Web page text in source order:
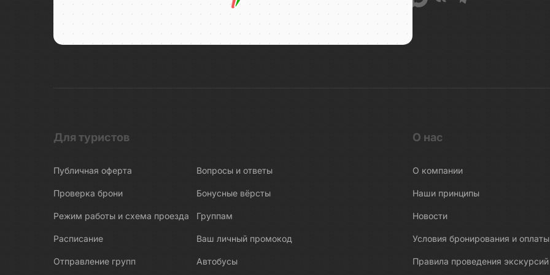
Для туристов
Публичная оферта
Проверка брони
Режим работы и схема проезда
Расписание
Отправление групп
Вопросы и ответы
Бонусные вёрсты
Группам
Ваш личный промокод
Автобусы
О нас
О компании
Наши принципы
Новости
Условия бронирования и оплаты
Правила проведения экскурсий